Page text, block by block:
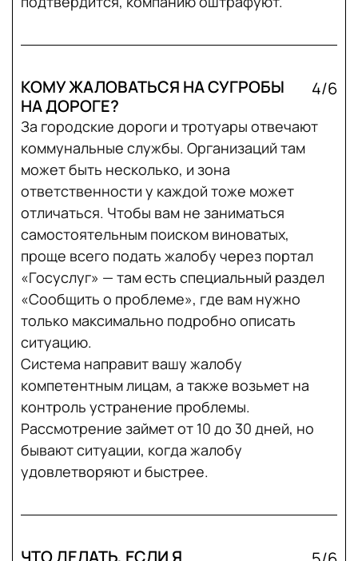
КОМУ ЖАЛОВАТЬСЯ НА СУГРОБЫ
НА ДОРОГЕ?
4/6
За городские дороги и тротуары отвечают
коммунальные службы. Организаций там
может быть несколько, и зона
ответственности у каждой тоже может
отличаться. Чтобы вам не заниматься
самостоятельным поиском виноватых,
проще всего подать жалобу через портал
«Госуслуг» — там есть специальный раздел
«Сообщить о проблеме», где вам нужно
только максимально подробно описать
ситуацию.
Система направит вашу жалобу
компетентным лицам, а также возьмет на
контроль устранение проблемы.
Рассмотрение займет от 10 до 30 дней, но
бывают ситуации, когда жалобу
удовлетворяют и быстрее.
ЧТО ДЕЛАТЬ, ЕСЛИ Я